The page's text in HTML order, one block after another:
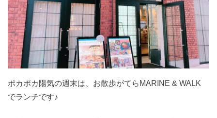
ポカポカ陽気の週末は、お散歩がてらMARINE & WALK
でランチです♪